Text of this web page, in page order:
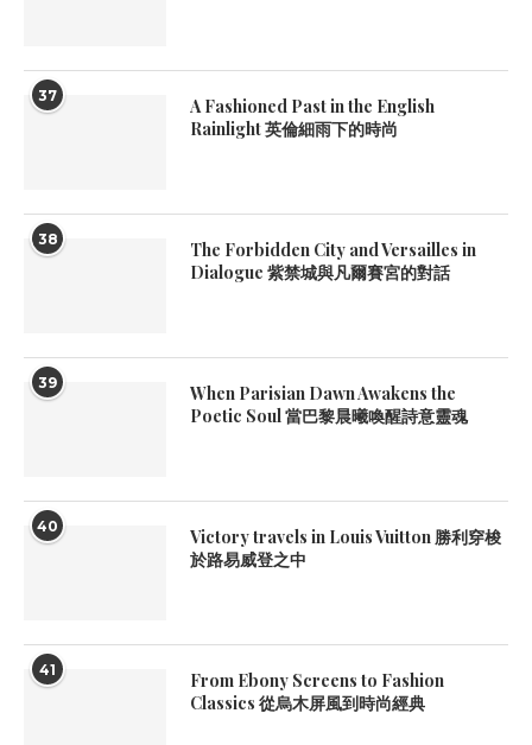
37
A Fashioned Past in the English
Rainlight 英倫細雨下的時尚
38
The Forbidden City and Versailles in
Dialogue 紫禁城與凡爾賽宮的對話
39
When Parisian Dawn Awakens the
Poetic Soul 當巴黎晨曦喚醒詩意靈魂
40
Victory travels in Louis Vuitton 勝利穿梭
於路易威登之中
41
From Ebony Screens to Fashion
Classics 從烏木屏風到時尚經典